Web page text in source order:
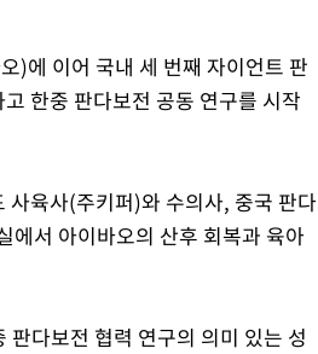
)에 이어 국내 세 번째 자이언트 판
한중 판다보전 공동 연구를 시작
사육사(주키퍼)와 수의사, 중국 판다
에서 아이바오의 산후 회복과 육아
다보전 협력 연구의 의미 있는 성